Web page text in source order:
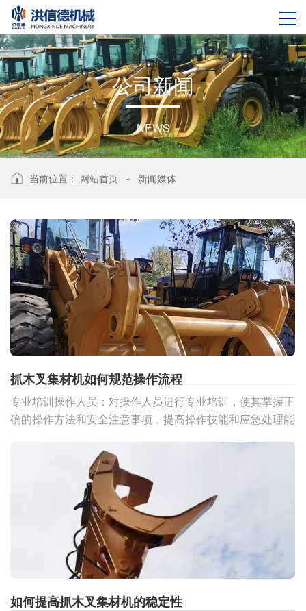
公司新闻
NEWS
当前位置： 网站首页 - 新闻媒体
抓木叉集材机如何规范操作流程
专业培训操作人员：对操作人员进行专业培训，使其掌握正
确的操作方法和安全注意事项，提高操作技能和应急处理能
如何提高抓木叉集材机的稳定性